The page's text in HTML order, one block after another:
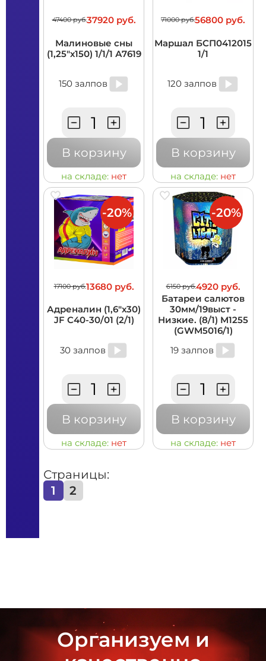
47400 руб.37920 руб.
Малиновые сны
(1,25"х150) 1/1/1 А7619
150 залпов
В корзину
на складе: нет
71000 руб.56800 руб.
Маршал БСП0412015
1/1
120 залпов
В корзину
на складе: нет
17100 руб.13680 руб.
Адреналин (1,6"х30)
JF C40-30/01 (2/1)
30 залпов
В корзину
на складе: нет
-20%
6150 руб.4920 руб.
Батареи салютов
30мм/19выст -
Низкие. (8/1) M1255
(GWM5016/1)
19 залпов
В корзину
на складе: нет
-20%
Страницы:
1
2
Организуем и